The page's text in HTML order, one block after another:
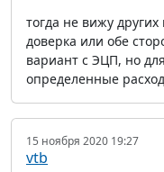
тогда не вижу
доверка или обе
вариант с ЭЦП, но
определенные
15 ноября 2020 19:27
vtb